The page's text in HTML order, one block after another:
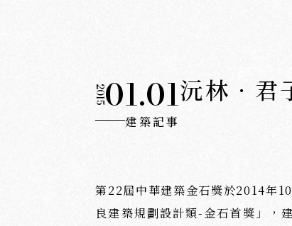
201501.01
建築記事
沅林．君
第22屆中華建築金石獎於2014年
良建築規劃設計類-金石首獎」，